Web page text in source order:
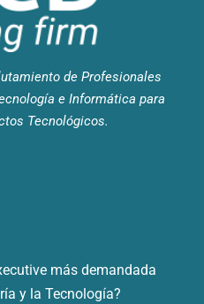
de Profesionales
e Informática para
Tecnológicos.
más demandada
y la Tecnología?